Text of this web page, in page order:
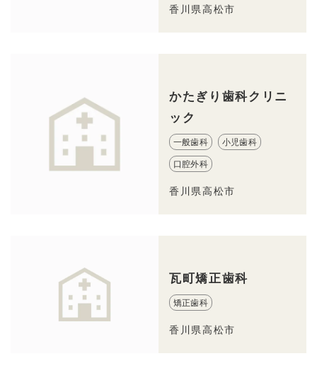
香川県高松市
かたぎり歯科クリニ
ック
一般歯科 小児歯科
口腔外科
香川県高松市
瓦町矯正歯科
矯正歯科
香川県高松市